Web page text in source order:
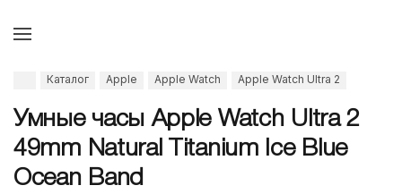
Каталог Apple Apple Watch Apple Watch Ultra 2
Умные часы Apple Watch Ultra 2
49mm Natural Titanium Ice Blue
Ocean Band